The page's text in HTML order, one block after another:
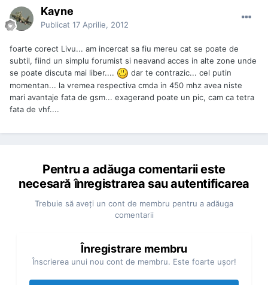
Kayne
Publicat 17 Aprilie, 2012
foarte corect Livu... am incercat sa fiu mereu cat se poate de
subtil, fiind un simplu forumist si neavand acces in alte zone unde
se poate discuta mai liber....
dar te contrazic... cel putin
momentan... la vremea respectiva cmda in 450 mhz avea niste
mari avantaje fata de gsm... exagerand poate un pic, cam ca tetra
fata de vhf....
Pentru a adăuga comentarii este
necesară înregistrarea sau autentificarea
Trebuie să aveţi un cont de membru pentru a adăuga
comentarii
Înregistrare membru
Înscrierea unui nou cont de membru. Este foarte uşor!